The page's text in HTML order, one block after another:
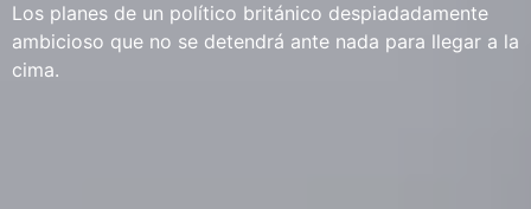
Los planes de un político británico despiadadamente
ambicioso que no se detendrá ante nada para llegar a la
cima.